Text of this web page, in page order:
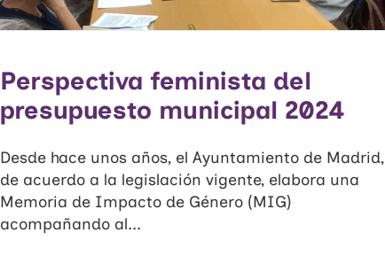
Perspectiva feminista del
presupuesto municipal 2024
Desde hace unos años, el Ayuntamiento de Madrid,
de acuerdo a la legislación vigente, elabora una
Memoria de Impacto de Género (MIG)
acompañando al...